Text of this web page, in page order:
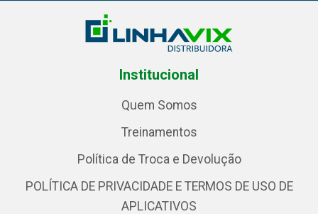
Institucional
Quem Somos
Treinamentos
Política de Troca e Devolução
POLÍTICA DE PRIVACIDADE E TERMOS DE USO DE
APLICATIVOS